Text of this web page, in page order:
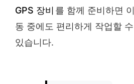
GPS 장비 를 함께 준비하면 이
동 중에도 편리하게 작업할 수
있습니다.